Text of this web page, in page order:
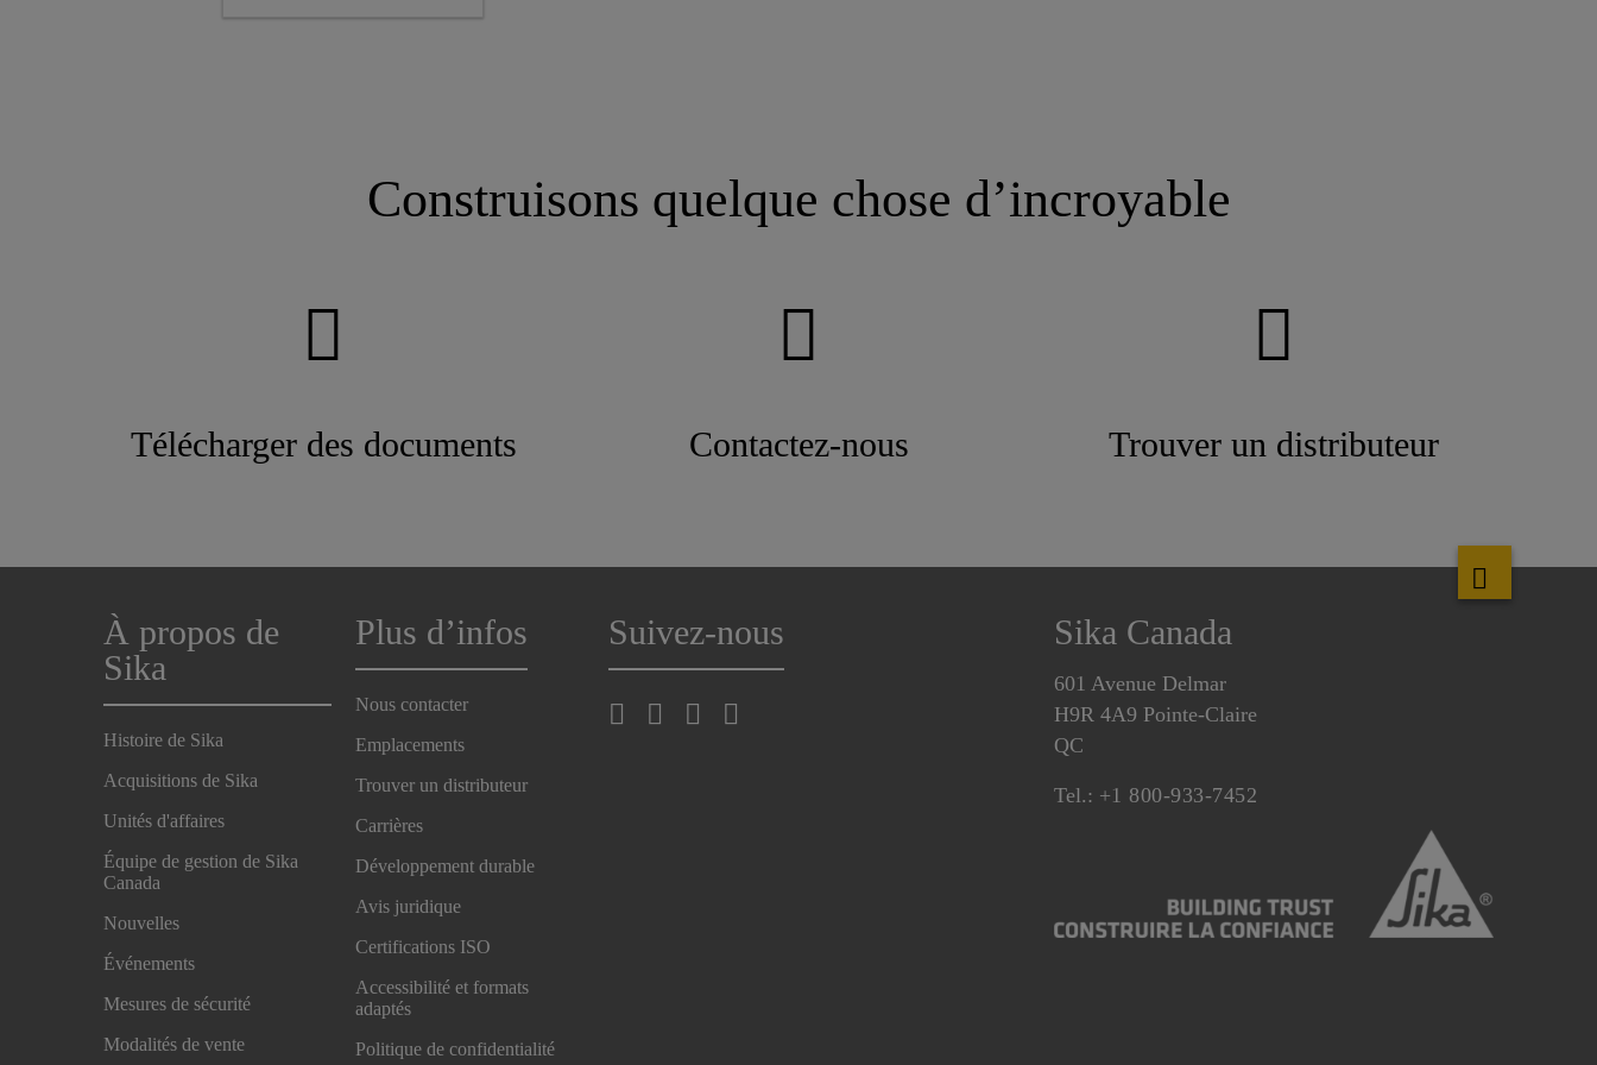
Construisons quelque chose d’incroyable
Télécharger des documents Contactez-nous Trouver un distributeur
À propos de
Sika
Histoire de Sika
Acquisitions de Sika
Unités d'affaires
Équipe de gestion de Sika
Canada
Nouvelles
Événements
Mesures de sécurité
Modalités de vente
Plus d’infos
Nous contacter
Emplacements
Trouver un distributeur
Carrières
Développement durable
Avis juridique
Certifications ISO
Accessibilité et formats
adaptés
Politique de confidentialité
Suivez-nous Sika Canada
601 Avenue Delmar
H9R 4A9 Pointe-Claire
QC
Tel.: +1 800-933-7452